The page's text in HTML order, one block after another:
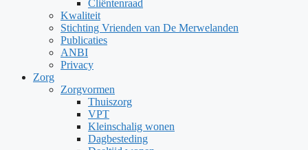
Cliëntenraad
Kwaliteit
Stichting Vrienden van De Merwelanden
Publicaties
ANBI
Privacy
Zorg
Zorgvormen
Thuiszorg
VPT
Kleinschalig wonen
Dagbesteding